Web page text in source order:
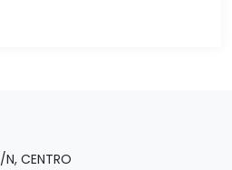
N, CENTRO